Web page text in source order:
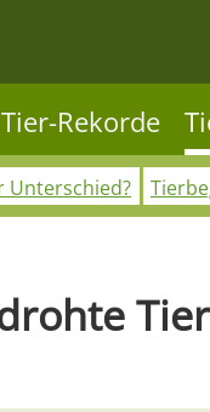
Tier-Rekorde
Unterschied?